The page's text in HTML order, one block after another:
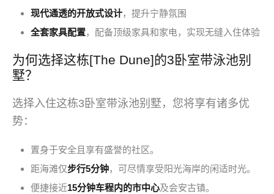
现代通透的开放式设计，提升宁静氛围
全套家具配置，配备顶级家具和家电，实现无缝入住体验
为何选择这栋[The Dune]的3卧室带泳池别
墅？
选择入住这栋3卧室带泳池别墅，您将享有诸多优
势：
置身于安全且享有盛誉的社区。
距海滩仅步行5分钟，可尽情享受阳光海岸的闲适时光。
便捷接近15分钟车程内的市中心及会安古镇。